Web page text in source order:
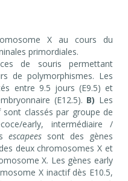
X au cours du
primordiales.
de souris permettant
de polymorphismes. Les
entre 9.5 jours (E9.5) et
(E12.5). B) Les
classés par groupe de
early, intermédiaire /
escapees sont des gènes
deux chromosomes X et
X. Les gènes early
X inactif dès E10.5,